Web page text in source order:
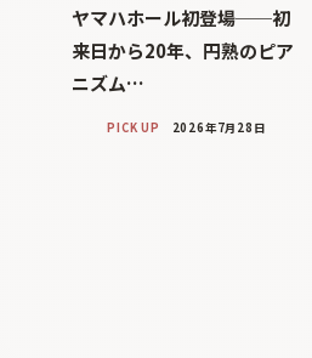
ヤマハホール初登場──初
来日から20年、円熟のピア
ニズム…
PICK UP 2026年7月28日